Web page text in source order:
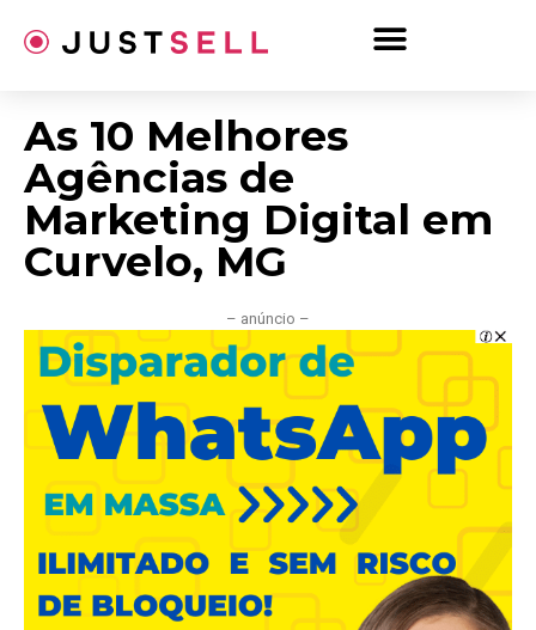
para
As 10 Melhores
Agências de
Marketing Digital em
Curvelo, MG
– anúncio –